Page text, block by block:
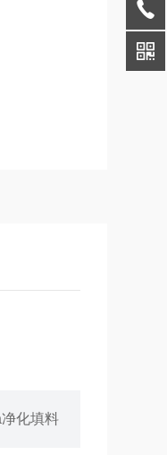
化填料